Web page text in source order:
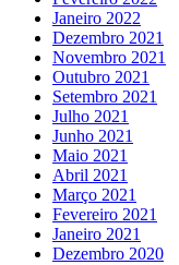
Janeiro 2022
Dezembro 2021
Novembro 2021
Outubro 2021
Setembro 2021
Julho 2021
Junho 2021
Maio 2021
Abril 2021
Março 2021
Fevereiro 2021
Janeiro 2021
Dezembro 2020